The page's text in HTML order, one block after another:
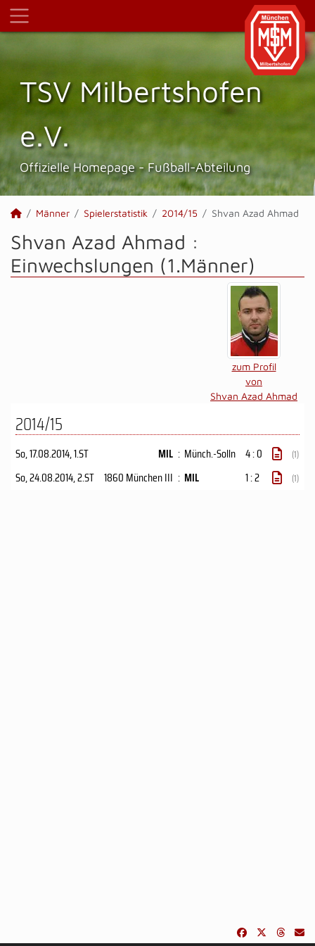
TSV Milbertshofen
e.V.
Offizielle Homepage - Fußball-Abteilung
Männer Spielerstatistik 2014/15 Shvan Azad Ahmad
Shvan Azad Ahmad :
Einwechslungen (1.Männer)
zum Profil
von
Shvan Azad Ahmad
2014/15
So, 17.08.2014, 1.ST MIL : Münch.-Solln 4 : 0 (1)
So, 24.08.2014, 2.ST 1860 München III : MIL 1 : 2 (1)